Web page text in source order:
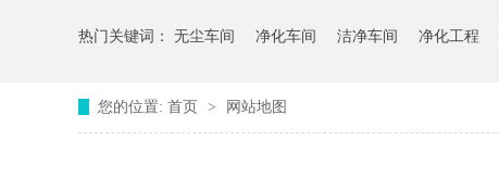
热门关键词： 无尘车间 净化车间 洁净车间 净化工程
您的位置: 首页 > 网站地图